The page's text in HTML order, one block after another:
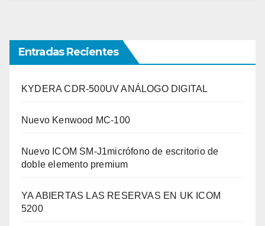
Entradas Recientes
KYDERA CDR-500UV ANÁLOGO DIGITAL
Nuevo Kenwood MC-100
Nuevo ICOM SM-J1micrófono de escritorio de
doble elemento premium
YA ABIERTAS LAS RESERVAS EN UK ICOM
5200